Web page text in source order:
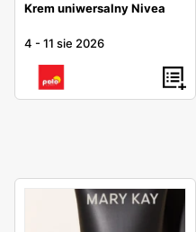
Krem uniwersalny Nivea
4 -11 sie 2026